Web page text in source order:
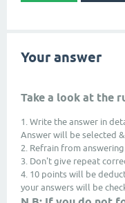
Your answer
Take a look at the
1. Write the answer in
Answer will be selected
2. Refrain from
3. Don't give repeat
4. 10 points will be
your answers will be